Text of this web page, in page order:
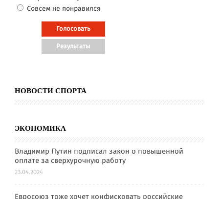
Совсем не понравился
НОВОСТИ СПОРТА
ЭКОНОМИКА
Владимир Путин подписал закон о повышенной
оплате за сверхурочную работу
23.04.2024